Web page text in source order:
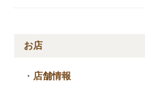
お店
・ 店舗情報